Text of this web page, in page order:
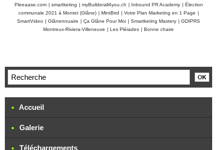
Pleeaase.com | smartketing | myBuilderall4you.ch | Inbound PR Academy | Élection
communale 2021 à Montet (Glâne) | MintBird | Votre Plan Marketing en 1 Page |
SmartVideo | Glânennuaire | Ça Glâne Pour Moi | Smartketing Mastery | GDIPRS
Montreux-Riviera-Villeneuve | Les Pléiades | Bonne chaire
Accueil
Galerie
Téléchargements